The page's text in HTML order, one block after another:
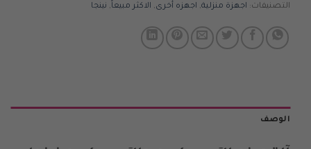
التصنيفات: اجهزة منزلية, اجهزه أخرى, الاكثر مبيعاً, نينجا
الوصف